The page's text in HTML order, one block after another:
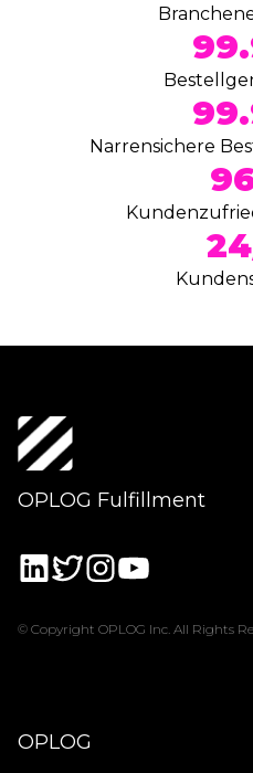
Kurierdienst basierend
Bestellanforderungen
Lieferziel und der
Mehrwertdienste
Wir gehen immer die
die keine Angst haben,
Kontaktieren Sie uns,
Narrensichere
OPLOG Fulfillment
© Copyright OPLOG Inc. All Rights
OPLOG